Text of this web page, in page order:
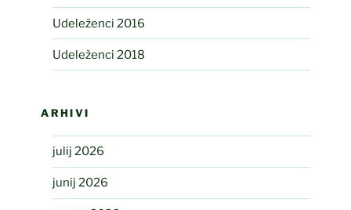
Udeleženci 2016
Udeleženci 2018
ARHIVI
julij 2026
junij 2026